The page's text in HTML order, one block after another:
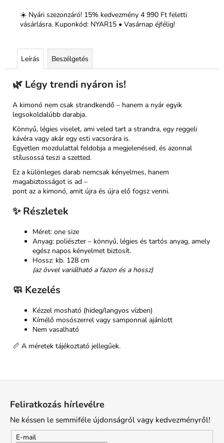
☀️ Nyári szezonzáró! 15% kedvezmény 4 990 Ft feletti
vásárlásra. Kuponkód: NYAR15 • Vasárnap éjfélig!
Leírás Beszélgetés
🌿 Légy trendi nyáron is!
A kimonó nem csak strandkendő – hanem a nyár egyik
legsokoldalúbb darabja.
Könnyű, légies viselet, ami veled tart a strandra, egy reggeli
kávéra vagy akár egy esti vacsorára is.
Egyetlen mozdulattal feldobja a megjelenésed, és azonnal
stílusossá teszi a szetted.
Ez a különleges darab nemcsak kényelmes, hanem
magabiztosságot is ad –
pont az a kimonó, amit újra és újra elő fogsz venni.
✨Részletek
Méret: one size
Anyag: poliészter – könnyű, légies és tartós anyag, amely
egész napos kényelmet biztosít.
Hossz: kb. 128 cm
(az övvel variálható a fazon és a hossz)
🧼 Kezelés
Kézzel mosható (hideg/langyos vízben)
Kímélő mosószerrel vagy samponnal ajánlott
Nem vasalható
📏 A méretek tájékoztató jellegűek.
Feliratkozás hírlevélre
Ne késsen le semmiféle újdonságról vagy kedvezményről!
E-mail